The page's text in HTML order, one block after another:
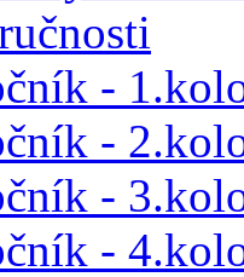
-
-
-
-